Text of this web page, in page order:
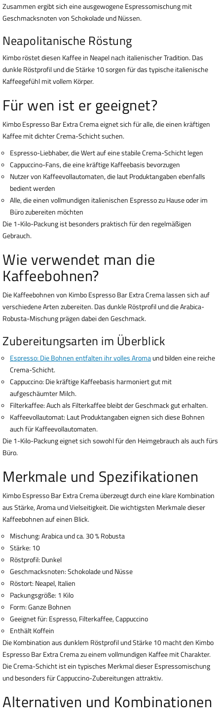
Zusammen ergibt sich eine ausgewogene Espressomischung mit
Geschmacksnoten von Schokolade und Nüssen.
Neapolitanische Röstung
Kimbo röstet diesen Kaffee in Neapel nach italienischer Tradition. Das
dunkle Röstprofil und die Stärke 10 sorgen für das typische italienische
Kaffeegefühl mit vollem Körper.
Für wen ist er geeignet?
Kimbo Espresso Bar Extra Crema eignet sich für alle, die einen kräftigen
Kaffee mit dichter Crema-Schicht suchen.
Espresso-Liebhaber, die Wert auf eine stabile Crema-Schicht legen
Cappuccino-Fans, die eine kräftige Kaffeebasis bevorzugen
Nutzer von Kaffeevollautomaten, die laut Produktangaben ebenfalls
bedient werden
Alle, die einen vollmundigen italienischen Espresso zu Hause oder im
Büro zubereiten möchten
Die 1-Kilo-Packung ist besonders praktisch für den regelmäßigen
Gebrauch.
Wie verwendet man die
Kaffeebohnen?
Die Kaffeebohnen von Kimbo Espresso Bar Extra Crema lassen sich auf
verschiedene Arten zubereiten. Das dunkle Röstprofil und die Arabica-
Robusta-Mischung prägen dabei den Geschmack.
Zubereitungsarten im Überblick
Espresso: Die Bohnen entfalten ihr volles Aromaund bilden eine reiche
Crema-Schicht.
Cappuccino: Die kräftige Kaffeebasis harmoniert gut mit
aufgeschäumter Milch.
Filterkaffee: Auch als Filterkaffee bleibt der Geschmack gut erhalten.
Kaffeevollautomat: Laut Produktangaben eignen sich diese Bohnen
auch für Kaffeevollautomaten.
Die 1-Kilo-Packung eignet sich sowohl für den Heimgebrauch als auch fürs
Büro.
Merkmale und Spezifikationen
Kimbo Espresso Bar Extra Crema überzeugt durch eine klare Kombination
aus Stärke, Aroma und Vielseitigkeit. Die wichtigsten Merkmale dieser
Kaffeebohnen auf einen Blick.
Mischung: Arabica und ca. 30 % Robusta
Stärke: 10
Röstprofil: Dunkel
Geschmacksnoten: Schokolade und Nüsse
Röstort: Neapel, Italien
Packungsgröße: 1 Kilo
Form: Ganze Bohnen
Geeignet für: Espresso, Filterkaffee, Cappuccino
Enthält Koffein
Die Kombination aus dunklem Röstprofil und Stärke 10 macht den Kimbo
Espresso Bar Extra Crema zu einem vollmundigen Kaffee mit Charakter.
Die Crema-Schicht ist ein typisches Merkmal dieser Espressomischung
und besonders für Cappuccino-Zubereitungen attraktiv.
Alternativen und Kombinationen